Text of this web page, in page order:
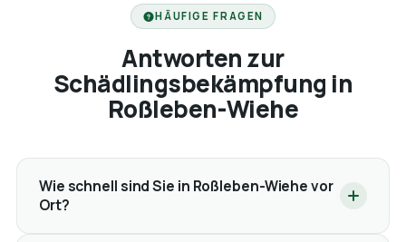
HÄUFIGE FRAGEN
Antworten zur
Schädlingsbekämpfung in
Roßleben-Wiehe
Wie schnell sind Sie in Roßleben-Wiehe vor
Ort?